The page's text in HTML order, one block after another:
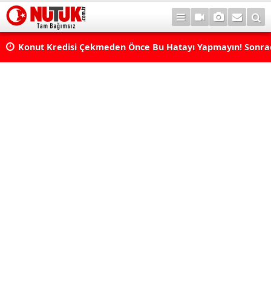
Konut Kredisi Çekmeden Önce Bu Hatayı Yapmayın!